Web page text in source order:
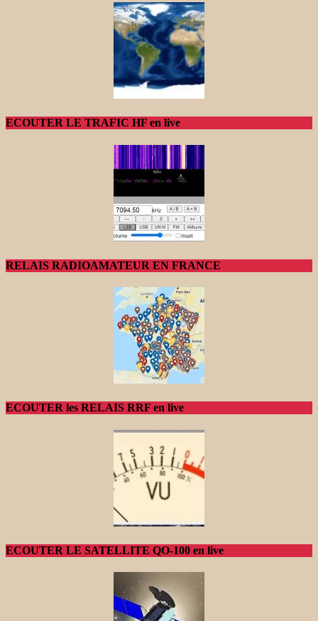
ECOUTER LE TRAFIC HF en live
RELAIS RADIOAMATEUR EN FRANCE
ECOUTER les RELAIS RRF en live
ECOUTER LE SATELLITE QO-100 en live